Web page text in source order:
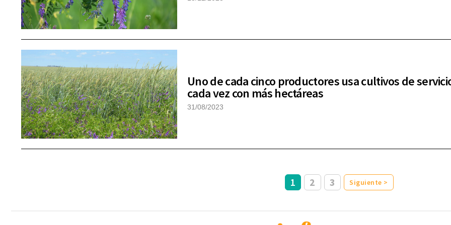
Uno de cada cinco productores usa cultivos de
cada vez con más hectáreas
31/08/2023
1 2 3 Siguiente >